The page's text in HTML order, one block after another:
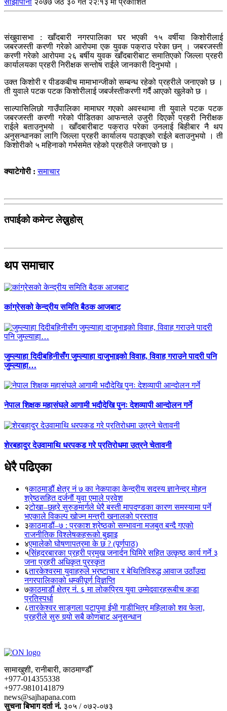
संखुवासभा : खाँदबारी नगरपालिका घर भएकी १५ वर्षीया किशोरीलाई
जबरजस्ती करणी गरेको आरोपमा एक युवक पक्राउ परेका छन् । जबरजस्ती
करणी गरेको आरोपमा २६ बर्षीय युवक खाँदबारीबाट समातिएको जिल्ला प्रहरी
कार्यालयका प्रहरी निरीक्षक सन्तोष राईले जानकारी दिनुभयो ।
उक्त किशोरी र पीडकबीच मामाभान्जीको सम्बन्ध रहेको प्रहरीले जनाएको छ ।
ती युवाले पटक पटक किशोरीलाई जबर्जस्तीकरणी गर्दै आएको खुलेको छ ।
साल्पासिलिछो गाउँपालिका मामाघर गएको अवस्थामा ती युवाले पटक पटक
जबरजस्ती करणी गरेको पीडितका आफन्तले उजुरी दिएको प्रहरी निरीक्षक
राईले बताउनुभयो । खाँदबारीबाट पक्राउ परेका उनलाई बिहीबार नै थप
अनुसन्धानका लागि जिल्ला प्रहरी कार्यालय पठाइएको राईले बताउनुभयो । ती
किशोरीको ५ महिनाको गर्भसमेत रहेको प्रहरीले जनाएको छ ।
क्याटेगोरी :समाचार
तपाईको कमेन्ट लेख्नुहोस्
थप समाचार
कांग्रेसको केन्द्रीय समिति बैठक आजबाट
जुम्ल्याहा दिदीबहिनीसँग जुम्ल्याहा दाजुभाइको विवाह, विवाह गराउने पादरी पनि
जुम्ल्याहा…
नेपाल शिक्षक महासंघले आगामी भदौदेखि पुनः देशव्यापी आन्दोलन गर्ने
शेरबहादुर देउवामाथि धरपकड गरे प्रतिरोधमा उत्रने चेतावनी
धेरै पढिएका
१काठमाडौं क्षेत्र नं ७ का नेकपाका केन्द्रीय सदस्य ज्ञानेन्द्र मोहन
श्रेष्ठसहित दर्जनौं युवा एमाले प्रवेश
२टोखा–छहरे सुरुङमार्गले धेरै बस्ती मापदण्डका कारण समस्यामा पर्ने
भएकाले विकल्प खोज्न मन्त्री खनालको प्रस्ताव
३काठमाडौं–७ : प्रकाश श्रेष्ठको सम्भावना मजबुत बन्दै गएको
राजनीतिक विश्लेषकहरूको बुझाइ
४एमालेको घोषणापत्रमा के छ ? (पूर्णपाठ)
५सिंहदरबारका प्रहरी प्रमुख जनार्दन घिमिरे सहित उत्कृष्ठ कार्य गर्ने ३
जना प्रहरी अधिकृत पुरस्कृत
६तारकेश्वरमा युवाहरुले भ्रष्टाचार र बेथितिविरुद्ध आवाज उठाँउदा
नगरपालिकाको धम्कीपूर्ण विज्ञप्ति
७काठमाडौं क्षेत्र नं. ६ मा लोकप्रिय युवा उम्मेदवारहरूबीच कडा
प्रतिस्पर्धा
८तारकेश्वर साङ्गला पटापुमा ईभी गाडीभित्र महिलाको शव फेला,
प्रहरीले सुरु गर्‍यो सबै कोणबाट अनुसन्धान
सामाखुशी, रानीबारी, काठमाण्डौँ
+977-014355338
+977-9810141879
news@sajhapana.com
सुचना बिभाग दर्ता नं. ३०५ / ०७२-०७३